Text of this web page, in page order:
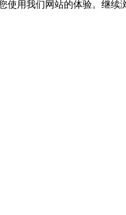
使用我们网站的体验。继